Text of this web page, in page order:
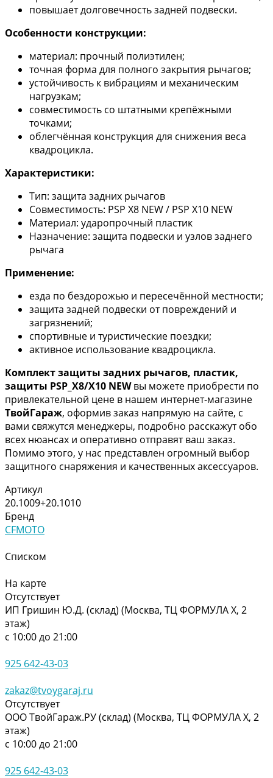
повышает долговечность задней подвески.
Особенности конструкции:
материал: прочный полиэтилен;
точная форма для полного закрытия рычагов;
устойчивость к вибрациям и механическим
нагрузкам;
совместимость со штатными крепёжными
точками;
облегчённая конструкция для снижения веса
квадроцикла.
Характеристики:
Тип: защита задних рычагов
Совместимость: PSP X8 NEW / PSP X10 NEW
Материал: ударопрочный пластик
Назначение: защита подвески и узлов заднего
рычага
Применение:
езда по бездорожью и пересечённой местности;
защита задней подвески от повреждений и
загрязнений;
спортивные и туристические поездки;
активное использование квадроцикла.
Комплект защиты задних рычагов, пластик,
защиты PSP_X8/X10 NEWвы можете приобрести по
привлекательной цене в нашем интернет-магазине
ТвойГараж, оформив заказ напрямую на сайте, с
вами свяжутся менеджеры, подробно расскажут обо
всех нюансах и оперативно отправят ваш заказ.
Помимо этого, у нас представлен огромный выбор
защитного снаряжения и качественных аксессуаров.
Артикул
20.1009+20.1010
Бренд
CFMOTO
Списком
На карте
Отсутствует
ИП Гришин Ю.Д. (склад) (Москва, ТЦ ФОРМУЛА Х, 2
этаж)
с 10:00 до 21:00
925 642-43-03
zakaz@tvoygaraj.ru
Отсутствует
ООО ТвойГараж.РУ (склад) (Москва, ТЦ ФОРМУЛА Х, 2
этаж)
с 10:00 до 21:00
925 642-43-03